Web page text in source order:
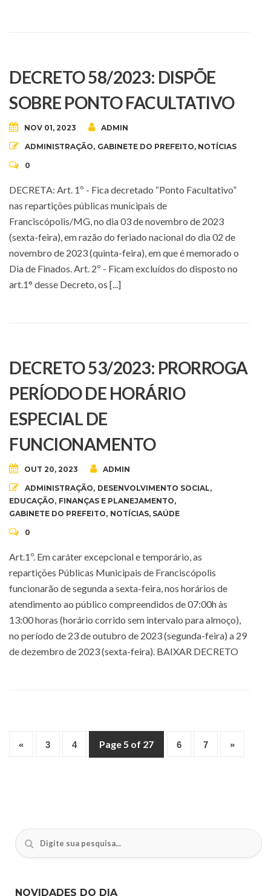
DECRETO 58/2023: DISPÕE
SOBRE PONTO FACULTATIVO
NOV 01, 2023 ADMIN
ADMINISTRAÇÃO, GABINETE DO PREFEITO, NOTÍCIAS
0
DECRETA: Art. 1º - Fica decretado “Ponto Facultativo”
nas repartições públicas municipais de
Franciscópolis/MG, no dia 03 de novembro de 2023
(sexta-feira), em razão do feriado nacional do dia 02 de
novembro de 2023 (quinta-feira), em que é memorado o
Dia de Finados. Art. 2º - Ficam excluídos do disposto no
art.1° desse Decreto, os [...]
DECRETO 53/2023: PRORROGA
PERÍODO DE HORÁRIO
ESPECIAL DE
FUNCIONAMENTO
OUT 20, 2023 ADMIN
ADMINISTRAÇÃO, DESENVOLVIMENTO SOCIAL,
EDUCAÇÃO, FINANÇAS E PLANEJAMENTO,
GABINETE DO PREFEITO, NOTÍCIAS, SAÚDE
0
Art.1º. Em caráter excepcional e temporário, as
repartições Públicas Municipais de Franciscópolis
funcionarão de segunda a sexta-feira, nos horários de
atendimento ao público compreendidos de 07:00h às
13:00 horas (horário corrido sem intervalo para almoço),
no período de 23 de outubro de 2023 (segunda-feira) a 29
de dezembro de 2023 (sexta-feira). BAIXAR DECRETO
« 3 4 Page 5 of 27 6 7 »
NOVIDADES DO DIA